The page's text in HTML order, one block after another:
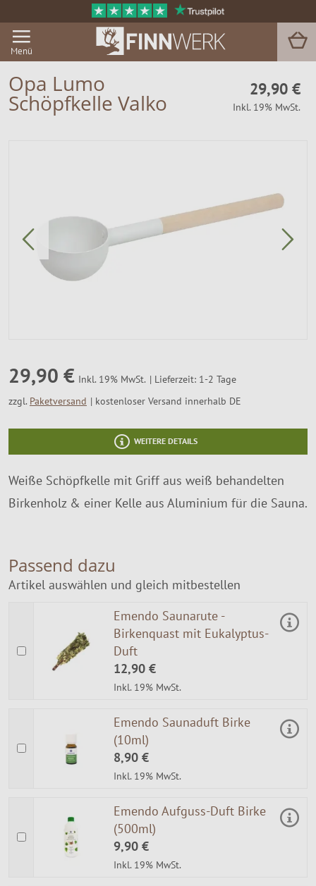
Menü
Grill & BBQ
Zu Hause
Service
Opa Lumo
Schöpfkelle Valko
29,90 €
Inkl. 19% MwSt.
29,90 € Inkl. 19% MwSt.
Lieferzeit: 1-2 Tage
zzgl. Paketversand kostenloser Versand innerhalb DE
WEITERE DETAILS
Weiße Schöpfkelle mit Griff aus weiß behandelten
Birkenholz & einer Kelle aus Aluminium für die Sauna.
Passend dazu
Artikel auswählen und gleich mitbestellen
Emendo Saunarute -
Birkenquast mit Eukalyptus-
Duft
12,90 €
Inkl. 19% MwSt.
Emendo Saunaduft Birke
(10ml)
8,90 €
Inkl. 19% MwSt.
Emendo Aufguss-Duft Birke
(500ml)
9,90 €
Inkl. 19% MwSt.